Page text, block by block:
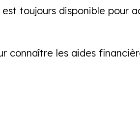
toujours disponible pour
connaître les aides